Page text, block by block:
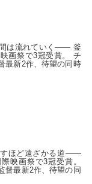
は流れていく—— 釜
画祭で3冠受賞。 チ
最新2作、待望の同時
すほど遠ざかる道——
映画祭で3冠受賞。
督最新2作、待望の同